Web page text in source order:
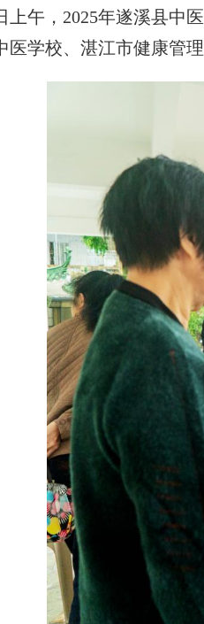
上午，2025年遂溪县中
医学校、湛江市健康管